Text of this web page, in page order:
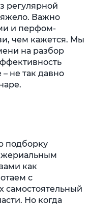
регулярной
Важно
и перфом-
чем кажется. Мы
на разбор
не так давно
подборку
как
с
самостоятельный
Но когда